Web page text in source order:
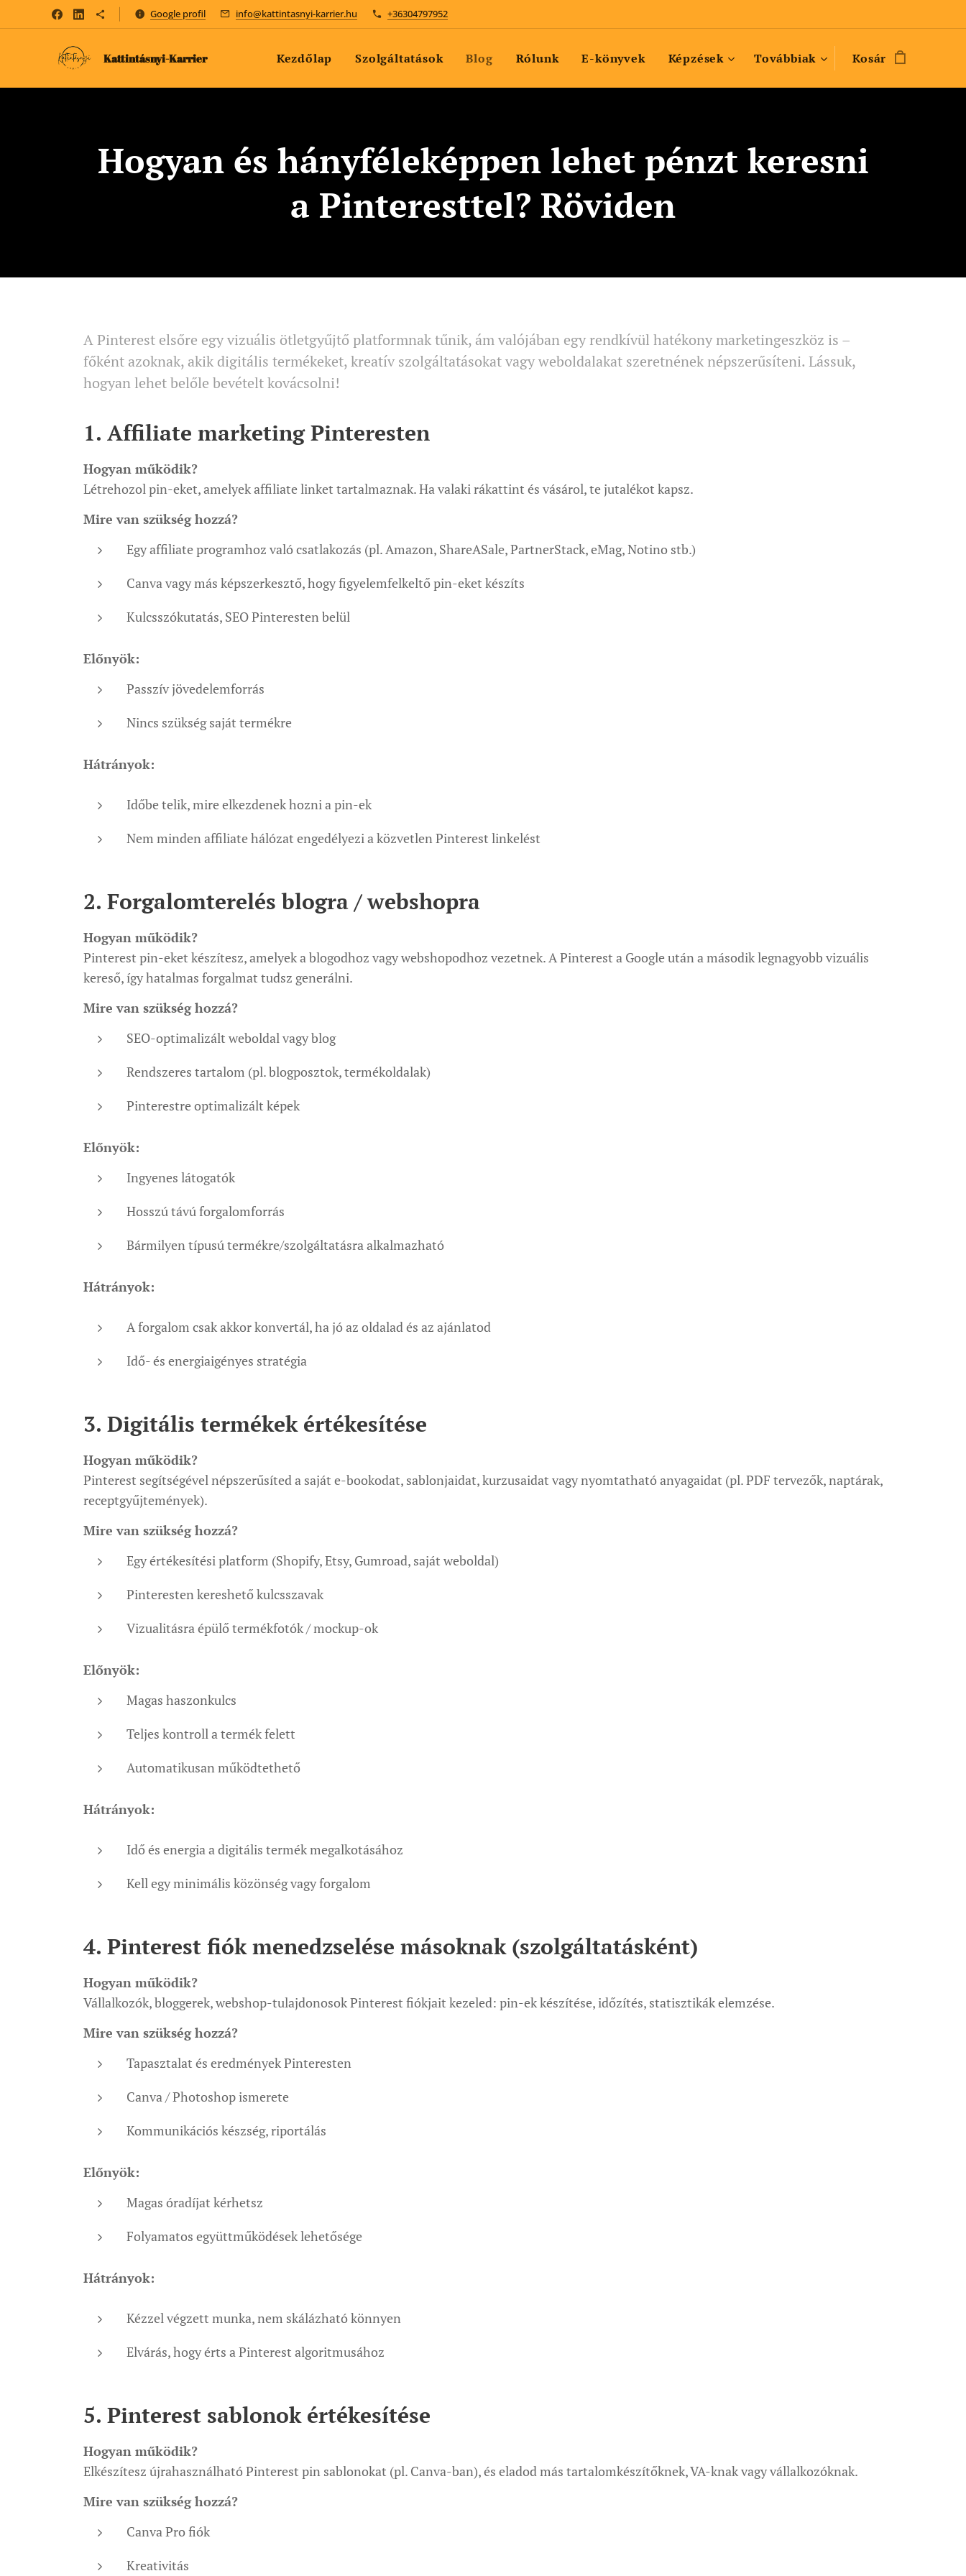
Google profil info@kattintasnyi-karrier.hu +36304797952
Kattintásnyi-Karrier Kezdőlap Szolgáltatások Blog Rólunk E-könyvek Képzések Továbbiak Kosár
Hogyan és hányféleképpen lehet pénzt keresni
a Pinteresttel? Röviden
A Pinterest elsőre egy vizuális ötletgyűjtő platformnak tűnik, ám valójában egy rendkívül hatékony marketingeszköz is –
főként azoknak, akik digitális termékeket, kreatív szolgáltatásokat vagy weboldalakat szeretnének népszerűsíteni. Lássuk,
hogyan lehet belőle bevételt kovácsolni!
1. Affiliate marketing Pinteresten
Hogyan működik?
Létrehozol pin-eket, amelyek affiliate linket tartalmaznak. Ha valaki rákattint és vásárol, te jutalékot kapsz.
Mire van szükség hozzá?
Egy affiliate programhoz való csatlakozás (pl. Amazon, ShareASale, PartnerStack, eMag, Notino stb.)
Canva vagy más képszerkesztő, hogy figyelemfelkeltő pin-eket készíts
Kulcsszókutatás, SEO Pinteresten belül
Előnyök:
Passzív jövedelemforrás
Nincs szükség saját termékre
Hátrányok:
Időbe telik, mire elkezdenek hozni a pin-ek
Nem minden affiliate hálózat engedélyezi a közvetlen Pinterest linkelést
2. Forgalomterelés blogra / webshopra
Hogyan működik?
Pinterest pin-eket készítesz, amelyek a blogodhoz vagy webshopodhoz vezetnek. A Pinterest a Google után a második legnagyobb vizuális
kereső, így hatalmas forgalmat tudsz generálni.
Mire van szükség hozzá?
SEO-optimalizált weboldal vagy blog
Rendszeres tartalom (pl. blogposztok, termékoldalak)
Pinterestre optimalizált képek
Előnyök:
Ingyenes látogatók
Hosszú távú forgalomforrás
Bármilyen típusú termékre/szolgáltatásra alkalmazható
Hátrányok:
A forgalom csak akkor konvertál, ha jó az oldalad és az ajánlatod
Idő- és energiaigényes stratégia
3. Digitális termékek értékesítése
Hogyan működik?
Pinterest segítségével népszerűsíted a saját e-bookodat, sablonjaidat, kurzusaidat vagy nyomtatható anyagaidat (pl. PDF tervezők, naptárak,
receptgyűjtemények).
Mire van szükség hozzá?
Egy értékesítési platform (Shopify, Etsy, Gumroad, saját weboldal)
Pinteresten kereshető kulcsszavak
Vizualitásra épülő termékfotók / mockup-ok
Előnyök:
Magas haszonkulcs
Teljes kontroll a termék felett
Automatikusan működtethető
Hátrányok:
Idő és energia a digitális termék megalkotásához
Kell egy minimális közönség vagy forgalom
4. Pinterest fiók menedzselése másoknak (szolgáltatásként)
Hogyan működik?
Vállalkozók, bloggerek, webshop-tulajdonosok Pinterest fiókjait kezeled: pin-ek készítése, időzítés, statisztikák elemzése.
Mire van szükség hozzá?
Tapasztalat és eredmények Pinteresten
Canva / Photoshop ismerete
Kommunikációs készség, riportálás
Előnyök:
Magas óradíjat kérhetsz
Folyamatos együttműködések lehetősége
Hátrányok:
Kézzel végzett munka, nem skálázható könnyen
Elvárás, hogy érts a Pinterest algoritmusához
5. Pinterest sablonok értékesítése
Hogyan működik?
Elkészítesz újrahasználható Pinterest pin sablonokat (pl. Canva-ban), és eladod más tartalomkészítőknek, VA-knak vagy vállalkozóknak.
Mire van szükség hozzá?
Canva Pro fiók
Kreativitás